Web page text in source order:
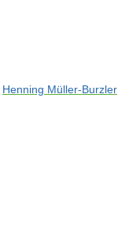
Henning Müller-Burzler